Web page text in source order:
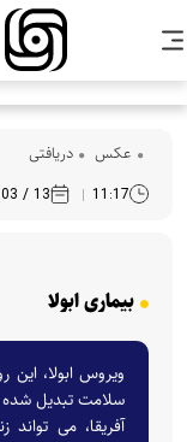
عکس دریافتی
11:17
13 / 03 /1405
بیماری ابولا
ویروس ابولا، این
سلامت تبدیل شده
آفریقا، می